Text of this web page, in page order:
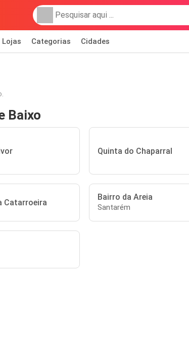
Lojas Categorias Cidades
Baixo
Quinta do Chaparral
Catarroeira
Bairro da Areia
Santarém